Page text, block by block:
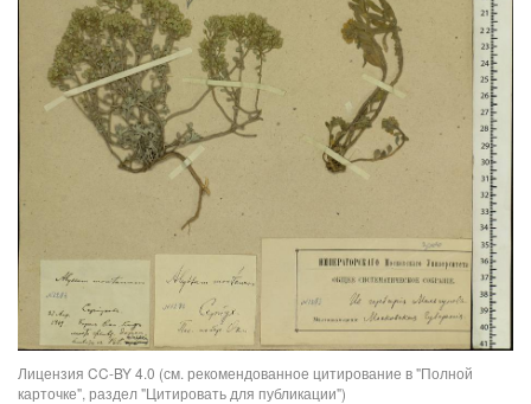
Лицензия CC-BY 4.0 (см. рекомендованное цитирование в "Полной
карточке", раздел "Цитировать для публикации")